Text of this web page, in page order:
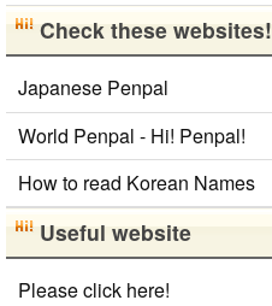
Check these websites!
Japanese Penpal
World Penpal - Hi! Penpal!
How to read Korean Names
Useful website
Please click here!